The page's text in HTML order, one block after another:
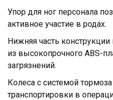
Упор для ног персонала
активное участие в родах.
Нижняя часть
из высокопрочного ABS-
загрязнений.
Колеса с системой
транспортировки в